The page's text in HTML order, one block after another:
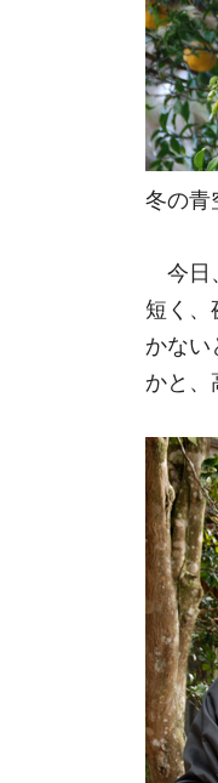
冬の青
今日
短く、
かない
かと、